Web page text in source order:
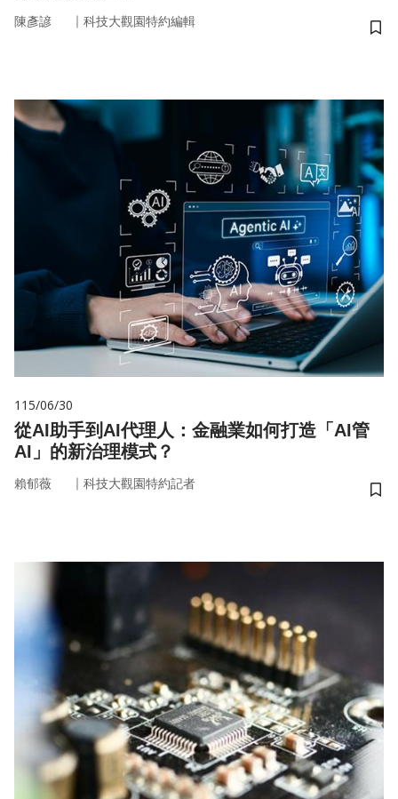
陳彥諺 ｜ 科技大觀園特約編輯
儲
115/06/30
從AI助手到AI代理人：金融業如何打造「AI管
AI」的新治理模式？
賴郁薇 ｜ 科技大觀園特約記者
儲